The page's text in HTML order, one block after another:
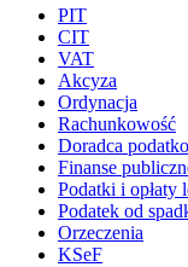
PIT
CIT
VAT
Akcyza
Ordynacja
Rachunkowość
Doradca
Finanse
Podatki i opłaty
Podatek od
Orzeczenia
KSeF